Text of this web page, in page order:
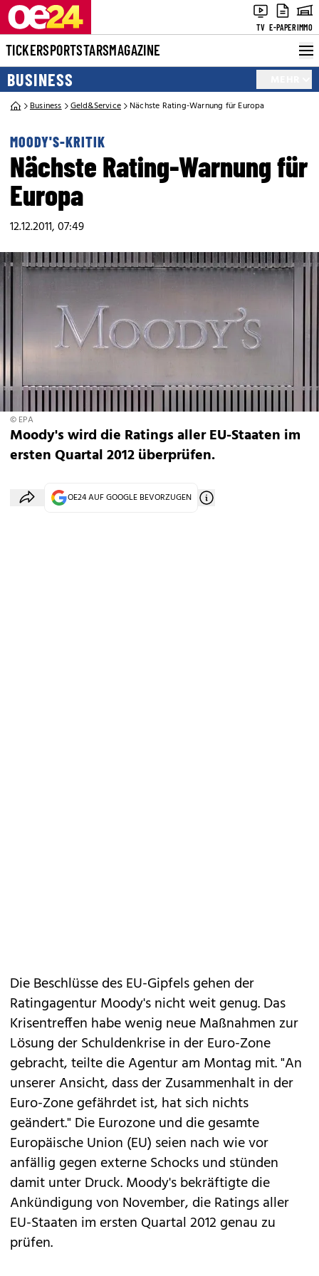
TV E-PAPERIMMO
TICKERSPORTSTARSMAGAZINE
BUSINESS
Business Geld&Service Nächste Rating-Warnung für Europa
MOODY'S-KRITIK
Nächste Rating-Warnung für
Europa
12.12.2011, 07:49
© EPA
Moody's wird die Ratings aller EU-Staaten im
ersten Quartal 2012 überprüfen.
OE24 AUF GOOGLE BEVORZUGEN
Die Beschlüsse des EU-Gipfels gehen der
Ratingagentur Moody's nicht weit genug. Das
Krisentreffen habe wenig neue Maßnahmen zur
Lösung der Schuldenkrise in der Euro-Zone
gebracht, teilte die Agentur am Montag mit. "An
unserer Ansicht, dass der Zusammenhalt in der
Euro-Zone gefährdet ist, hat sich nichts
geändert." Die Eurozone und die gesamte
Europäische Union (EU) seien nach wie vor
anfällig gegen externe Schocks und stünden
damit unter Druck. Moody's bekräftigte die
Ankündigung von November, die Ratings aller
EU-Staaten im ersten Quartal 2012 genau zu
prüfen.